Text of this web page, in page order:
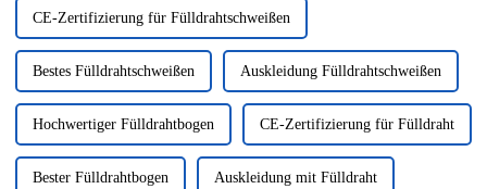
CE-Zertifizierung für Fülldrahtschweißen
Bestes Fülldrahtschweißen Auskleidung Fülldrahtschweißen
Hochwertiger Fülldrahtbogen CE-Zertifizierung für Fülldraht
Bester Fülldrahtbogen Auskleidung mit Fülldraht